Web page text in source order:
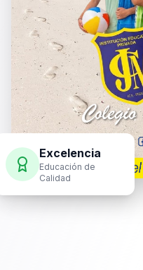
Excelencia
Educación de
Calidad